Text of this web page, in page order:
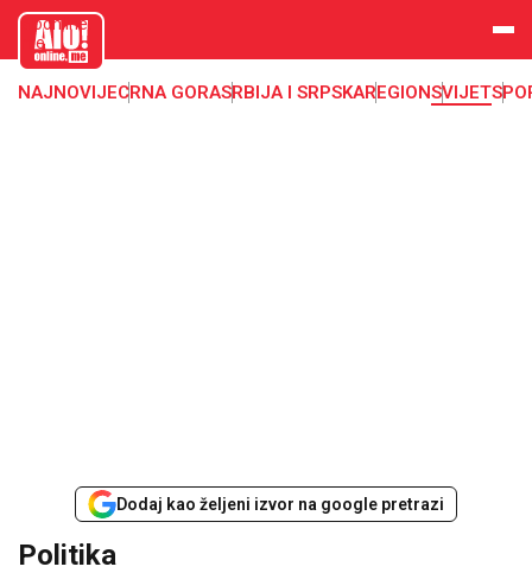
aloonline.
me
NAJNOVIJECRNA GORASRBIJA I SRPSKAREGIONSVIJET
Dodaj kao željeni izvor na google pretrazi
Politika